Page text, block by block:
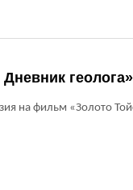
геолога»
на фильм «Золото